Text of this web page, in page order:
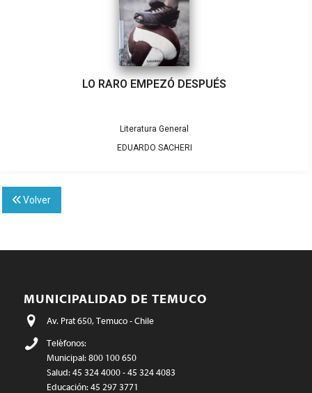
LO RARO EMPEZÓ DESPUÉS
Literatura General
EDUARDO SACHERI
Volver
MUNICIPALIDAD DE TEMUCO
Av. Prat 650, Temuco - Chile
Teléfonos:
Municipal: 800 100 650
Salud: 45 324 4000 - 45 324 4083
Educación: 45 297 3771